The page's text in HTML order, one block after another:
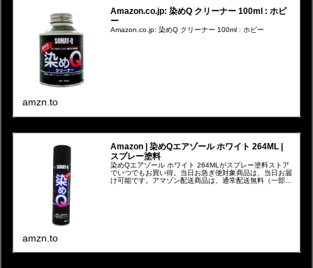
Amazon.co.jp: 染めQ クリーナー 100ml : ホビ
ー
Amazon.co.jp: 染めQ クリーナー 100ml : ホビー
amzn.to
Amazon | 染めQエアゾール ホワイト 264ML |
スプレー塗料
染めQエアゾール ホワイト 264MLがスプレー塗料ストア
でいつでもお買い得。当日お急ぎ便対象商品は、当日お届
け可能です。アマゾン配送商品は、通常配送無料（一部除
amzn.to